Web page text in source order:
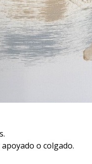
o colgado.